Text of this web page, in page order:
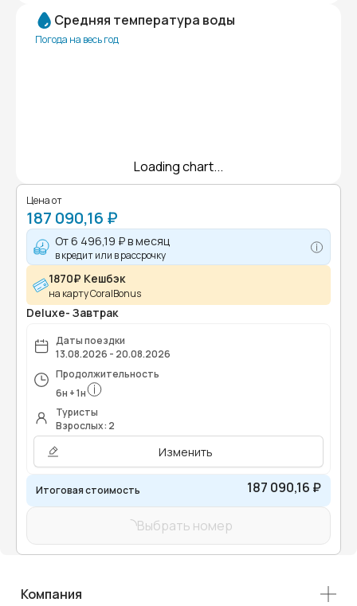
Средняя температура воды
Погода на весь год
Loading chart...
Цена от
187 090,16 ₽
От6 496,19 ₽в месяц
в кредит или в рассрочку
1870₽ Кешбэк
на карту CoralBonus
Deluxe- Завтрак
Даты поездки
13.08.2026 - 20.08.2026
Продолжительность
6н +1н
Туристы
Взрослых: 2
Изменить
Итоговая стоимость 187 090,16 ₽
Выбрать номер
Компания